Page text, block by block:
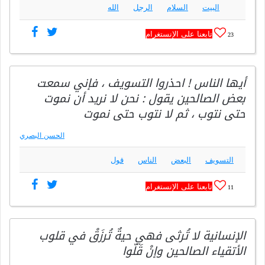
البيت السلام الرجل الله
23 تابعنا على الإنستغرام
أيها الناس ! احذروا التسويف ، فإني سمعت
بعض الصالحين يقول : نحن لا نريد أن نموت
حتى نتوب ، ثم لا نتوب حتى نموت
الحسن البصري
التسويف البعض الناس قول
11 تابعنا على الإنستغرام
‎الإنسانية لا تُرثى فهي حيةٌ تُرزَقْ في قلوب
الأتقياء الصالحين وإنْ قَلّوا